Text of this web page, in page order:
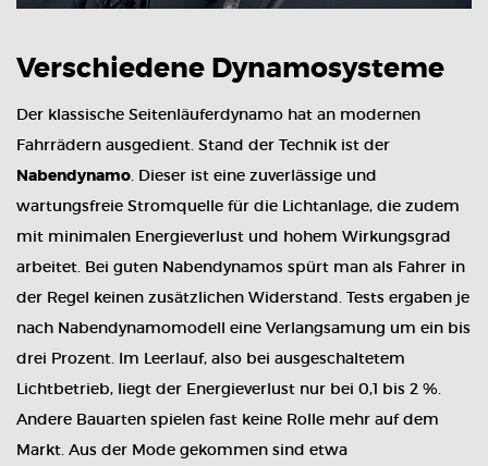
Verschiedene Dynamosysteme
Der klassische Seitenläuferdynamo hat an modernen
Fahrrädern ausgedient. Stand der Technik ist der
Nabendynamo. Dieser ist eine zuverlässige und
wartungsfreie Stromquelle für die Lichtanlage, die zudem
mit minimalen Energieverlust und hohem Wirkungsgrad
arbeitet. Bei guten Nabendynamos spürt man als Fahrer in
der Regel keinen zusätzlichen Widerstand. Tests ergaben je
nach Nabendynamomodell eine Verlangsamung um ein bis
drei Prozent. Im Leerlauf, also bei ausgeschaltetem
Lichtbetrieb, liegt der Energieverlust nur bei 0,1 bis 2 %.
Andere Bauarten spielen fast keine Rolle mehr auf dem
Markt. Aus der Mode gekommen sind etwa